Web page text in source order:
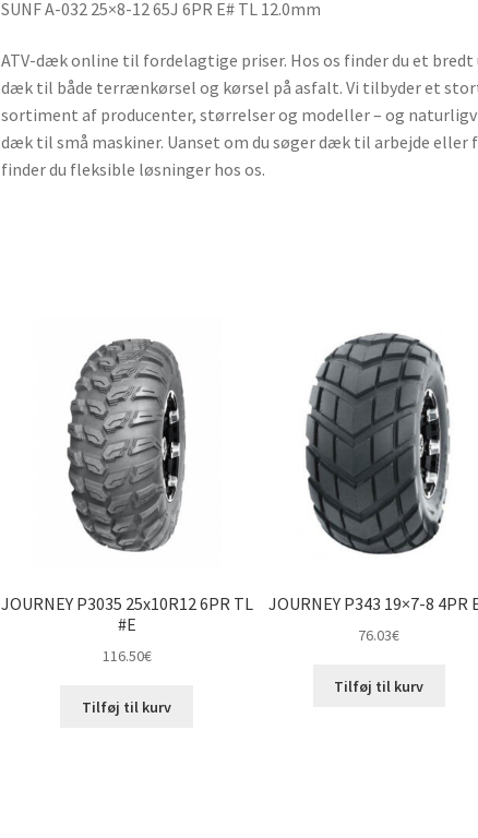
SUNF A-032 25×8-12 65J 6PR E# TL 12.0mm
ATV-dæk online til fordelagtige priser. Hos os finder du et bredt
dæk til både terrænkørsel og kørsel på asfalt. Vi tilbyder et
sortiment af producenter, størrelser og modeller – og
dæk til små maskiner. Uanset om du søger dæk til arbejde eller
finder du fleksible løsninger hos os.
JOURNEY P3035 25x10R12 6PR TL
#E
116.50€
Tilføj til kurv
JOURNEY P343 19×7-8 4PR
76.03€
Tilføj til kurv